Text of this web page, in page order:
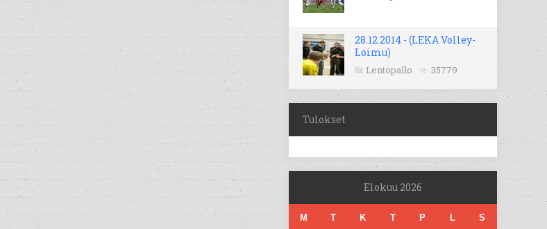
28.12.2014 - (LEKA Volley-
Loimu)
Lentopallo 35779
Tulokset
Elokuu 2026
M T K T P L S